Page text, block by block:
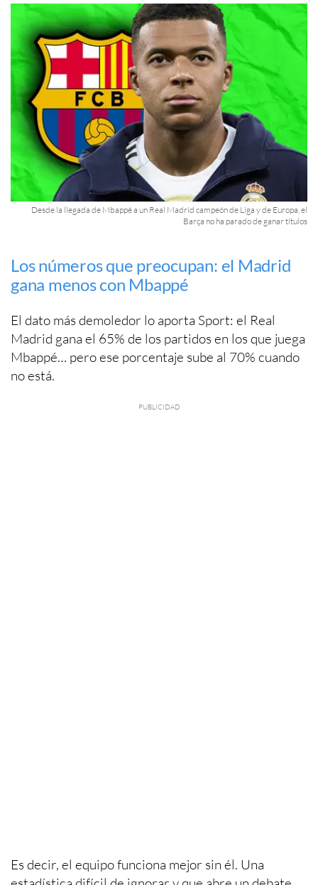
Desde la llegada de Mbappé a un Real Madrid campeón de Liga y de Europa, el
Barça no ha parado de ganar títulos
Los números que preocupan: el Madrid
gana menos con Mbappé
El dato más demoledor lo aporta Sport: el Real
Madrid gana el 65% de los partidos en los que juega
Mbappé… pero ese porcentaje sube al 70% cuando
no está.
Es decir, el equipo funciona mejor sin él. Una